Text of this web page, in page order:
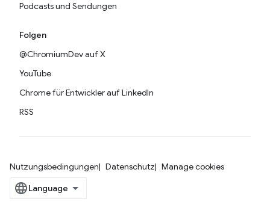
Podcasts und Sendungen
Folgen
@ChromiumDev auf X
YouTube
Chrome für Entwickler auf LinkedIn
RSS
Nutzungsbedingungen Datenschutz Manage cookies